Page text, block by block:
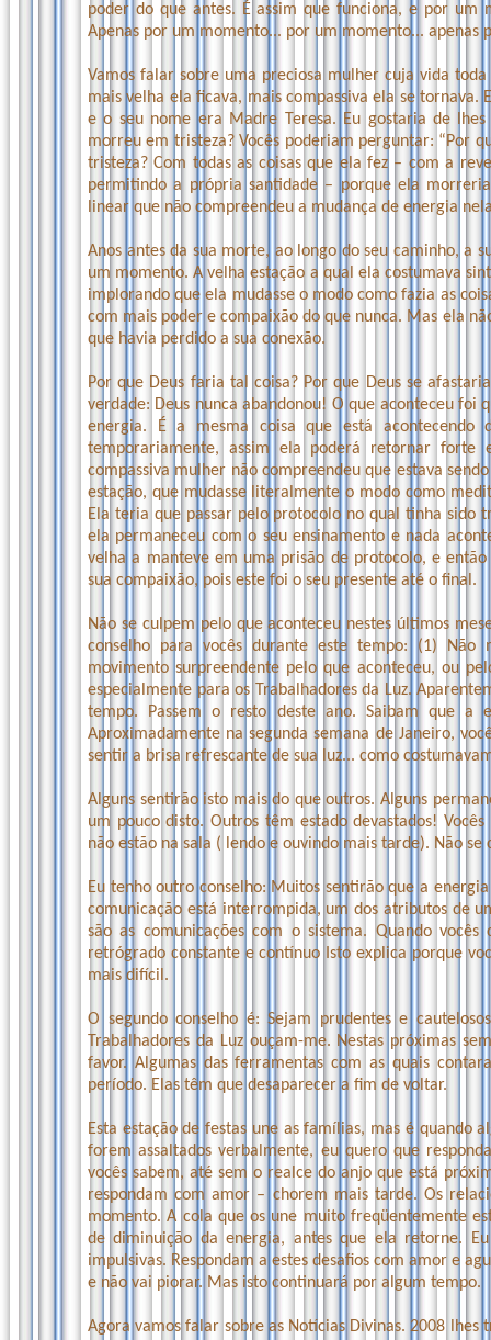
poder do que antes. É assim que funciona, e por um
Apenas por um momento... por um momento... apenas
Vamos falar sobre uma preciosa mulher cuja vida
mais velha ela ficava, mais compassiva ela se tornava.
e o seu nome era Madre Teresa. Eu gostaria de
morreu em tristeza? Vocês poderiam perguntar: “Por
tristeza? Com todas as coisas que ela fez – com a
permitindo a própria santidade – porque ela
linear que não compreendeu a mudança de energia
Anos antes da sua morte, ao longo do seu caminho, a
um momento. A velha estação a qual ela costumava
implorando que ela mudasse o modo como fazia as
com mais poder e compaixão do que nunca. Mas ela
que havia perdido a sua conexão.
Por que Deus faria tal coisa? Por que Deus se
verdade: Deus nunca abandonou! O que aconteceu
energia. É a mesma coisa que está
temporariamente, assim ela poderá retornar forte
compassiva mulher não compreendeu que estava
estação, que mudasse literalmente o modo como
Ela teria que passar pelo protocolo no qual tinha
ela permaneceu com o seu ensinamento e nada
velha a manteve em uma prisão de protocolo, e
sua compaixão, pois este foi o seu presente até o final.
Não se culpem pelo que aconteceu nestes últimos
conselho para vocês durante este tempo: (1) Não
movimento surpreendente pelo que aconteceu, ou
especialmente para os Trabalhadores da Luz.
tempo. Passem o resto deste ano. Saibam que a
Aproximadamente na segunda semana de Janeiro,
sentir a brisa refrescante de sua luz... como
Alguns sentirão isto mais do que outros. Alguns
um pouco disto. Outros têm estado devastados!
não estão na sala ( lendo e ouvindo mais tarde). Não se
Eu tenho outro conselho: Muitos sentirão que a
comunicação está interrompida, um dos atributos de
são as comunicações com o sistema. Quando
retrógrado constante e contínuo Isto explica porque
mais difícil.
O segundo conselho é: Sejam prudentes e
Trabalhadores da Luz ouçam-me. Nestas próximas
favor. Algumas das ferramentas com as quais
período. Elas têm que desaparecer a fim de voltar.
Esta estação de festas une as famílias, mas é quando
forem assaltados verbalmente, eu quero que
vocês sabem, até sem o realce do anjo que está
respondam com amor – chorem mais tarde. Os
momento. A cola que os une muito freqüentemente
de diminuição da energia, antes que ela retorne.
impulsivas. Respondam a estes desafios com amor e
e não vai piorar. Mas isto continuará por algum tempo.
Agora vamos falar sobre as Notícias Divinas. 2008